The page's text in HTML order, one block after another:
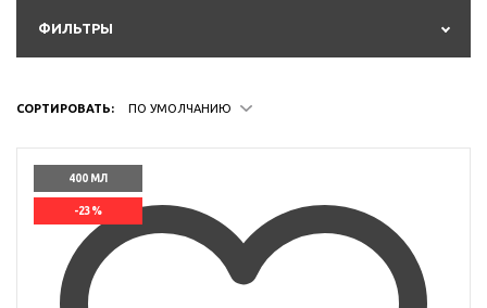
ФИЛЬТРЫ
СОРТИРОВАТЬ: ПО УМОЛЧАНИЮ
400 МЛ
-23%